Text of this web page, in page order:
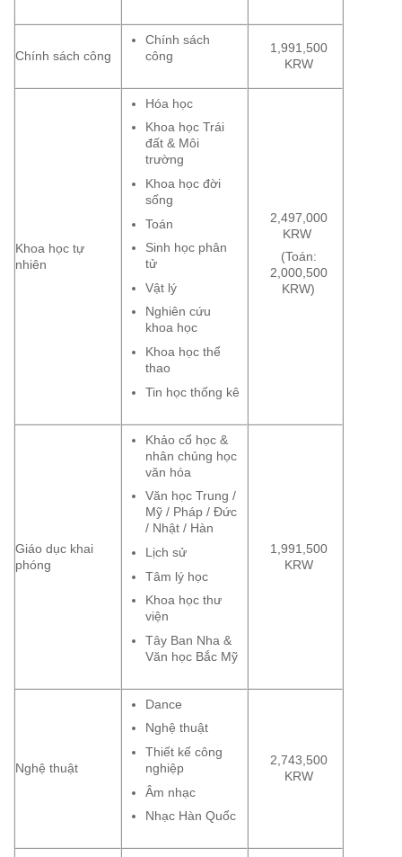
Chính sách công
Chính sách
công
1,991,500
KRW
Khoa học tự
nhiên
Hóa học
Khoa học Trái
đất & Môi
trường
Khoa học đời
sống
Toán
Sinh học phân
tử
Vật lý
Nghiên cứu
khoa học
Khoa học thể
thao
Tin học thống kê
2,497,000
KRW
(Toán:
2,000,500
KRW)
Giáo dục khai
phóng
Khảo cổ học &
nhân chủng học
văn hóa
Văn học Trung /
Mỹ / Pháp / Đức
/ Nhật / Hàn
Lịch sử
Tâm lý học
Khoa học thư
viện
Tây Ban Nha &
Văn học Bắc Mỹ
1,991,500
KRW
Nghệ thuật
Dance
Nghệ thuật
Thiết kế công
nghiệp
Âm nhạc
Nhạc Hàn Quốc
2,743,500
KRW